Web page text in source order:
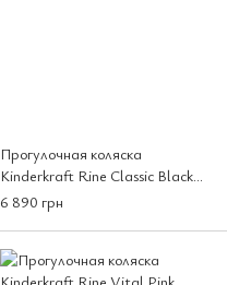
Прогулочная коляска
Kinderkraft Rine Classic Black
(KSRINE00BLK0000)
6 890 грн